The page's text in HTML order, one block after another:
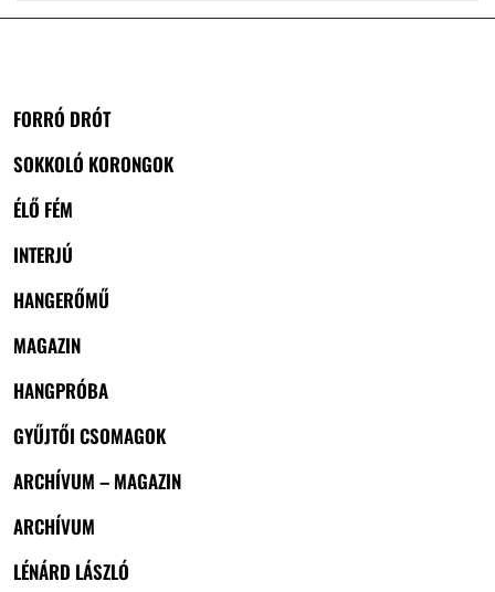
FORRÓ DRÓT
SOKKOLÓ KORONGOK
ÉLŐ FÉM
INTERJÚ
HANGERŐMŰ
MAGAZIN
HANGPRÓBA
GYŰJTŐI CSOMAGOK
ARCHÍVUM – MAGAZIN
ARCHÍVUM
LÉNÁRD LÁSZLÓ